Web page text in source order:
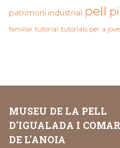
patrimoni industrial pell
familiar tutorial tutorials per a
MUSEU DE LA PELL
D'IGUALADA I
DE L'ANOIA